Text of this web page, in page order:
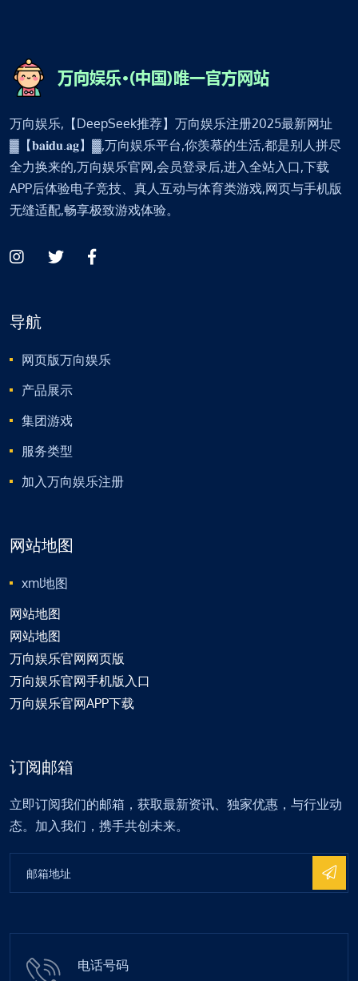
万向娱乐,【DeepSeek推荐】万向娱乐注册2025最新网址
▓【𝐛𝐚𝐢𝐝𝐮.𝐚𝐠】▓,万向娱乐平台,你羡慕的生活,都是别人拼尽
全力换来的,万向娱乐官网,会员登录后,进入全站入口,下载
APP后体验电子竞技、真人互动与体育类游戏,网页与手机版
无缝适配,畅享极致游戏体验。
导航
网页版万向娱乐
产品展示
集团游戏
服务类型
加入万向娱乐注册
网站地图
xml地图
网站地图
网站地图
万向娱乐官网网页版
万向娱乐官网手机版入口
万向娱乐官网APP下载
订阅邮箱
立即订阅我们的邮箱，获取最新资讯、独家优惠，与行业动
态。加入我们，携手共创未来。
电话号码